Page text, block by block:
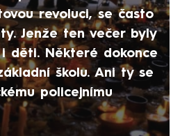
revoluci, se často
Jenže ten večer byly
děti. Některé dokonce
školu. Ani ty se
policejnímu